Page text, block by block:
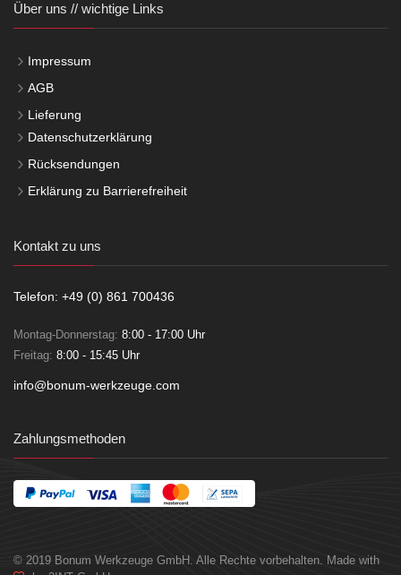
Über uns // wichtige Links
Impressum
AGB
Lieferung
Datenschutzerklärung
Rücksendungen
Erklärung zu Barrierefreiheit
Kontakt zu uns
Telefon: +49 (0) 861 700436
Montag-Donnerstag: 8:00 - 17:00 Uhr
Freitag: 8:00 - 15:45 Uhr
info@bonum-werkzeuge.com
Zahlungsmethoden
© 2019 Bonum Werkzeuge GmbH. Alle Rechte vorbehalten. Made with